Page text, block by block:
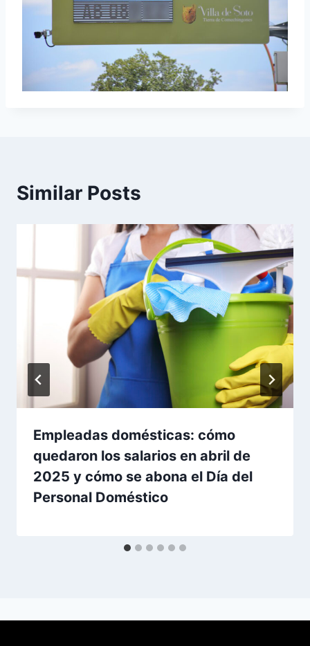
Similar Posts
Empleadas domésticas: cómo
quedaron los salarios en abril de
2025 y cómo se abona el Día del
Personal Doméstico